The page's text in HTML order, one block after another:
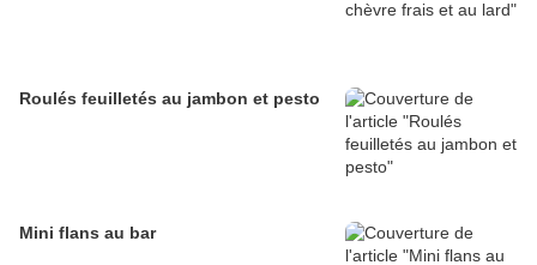
Roulés feuilletés au jambon et pesto
Mini flans au bar